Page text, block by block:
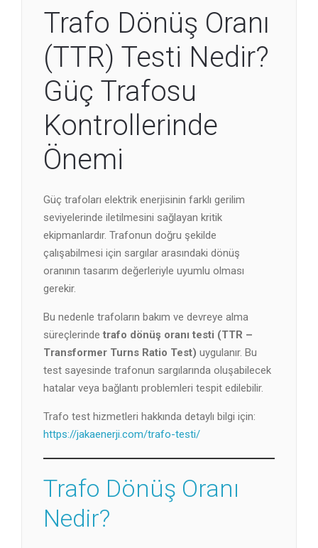
Trafo Dönüş Oranı
(TTR) Testi Nedir?
Güç Trafosu
Kontrollerinde
Önemi
Güç trafoları elektrik enerjisinin farklı gerilim
seviyelerinde iletilmesini sağlayan kritik
ekipmanlardır. Trafonun doğru şekilde
çalışabilmesi için sargılar arasındaki dönüş
oranının tasarım değerleriyle uyumlu olması
gerekir.
Bu nedenle trafoların bakım ve devreye alma
süreçlerinde trafo dönüş oranı testi (TTR –
Transformer Turns Ratio Test) uygulanır. Bu
test sayesinde trafonun sargılarında oluşabilecek
hatalar veya bağlantı problemleri tespit edilebilir.
Trafo test hizmetleri hakkında detaylı bilgi için:
https://jakaenerji.com/trafo-testi/
Trafo Dönüş Oranı
Nedir?